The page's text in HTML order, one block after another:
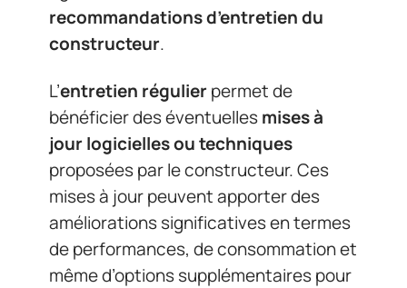
recommandations d’entretien du
constructeur.
L’entretien régulierpermet de
bénéficier des éventuellesmises à
jour logicielles ou techniques
proposées par le constructeur. Ces
mises à jour peuvent apporter des
améliorations significatives en termes
de performances, de consommation et
même d’options supplémentaires pour